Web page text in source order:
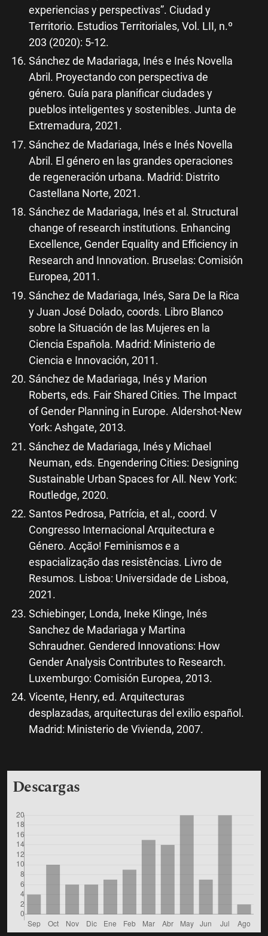
experiencias y perspectivas”. Ciudad y
Territorio. Estudios Territoriales, Vol. LII, n.º
203 (2020): 5-12.
Sánchez de Madariaga, Inés e Inés Novella
Abril. Proyectando con perspectiva de
género. Guía para planificar ciudades y
pueblos inteligentes y sostenibles. Junta de
Extremadura, 2021.
Sánchez de Madariaga, Inés e Inés Novella
Abril. El género en las grandes operaciones
de regeneración urbana. Madrid: Distrito
Castellana Norte, 2021.
Sánchez de Madariaga, Inés et al. Structural
change of research institutions. Enhancing
Excellence, Gender Equality and Efficiency in
Research and Innovation. Bruselas: Comisión
Europea, 2011.
Sánchez de Madariaga, Inés, Sara De la Rica
y Juan José Dolado, coords. Libro Blanco
sobre la Situación de las Mujeres en la
Ciencia Española. Madrid: Ministerio de
Ciencia e Innovación, 2011.
Sánchez de Madariaga, Inés y Marion
Roberts, eds. Fair Shared Cities. The Impact
of Gender Planning in Europe. Aldershot-New
York: Ashgate, 2013.
Sánchez de Madariaga, Inés y Michael
Neuman, eds. Engendering Cities: Designing
Sustainable Urban Spaces for All. New York:
Routledge, 2020.
Santos Pedrosa, Patrícia, et al., coord. V
Congresso Internacional Arquitectura e
Género. Acção! Feminismos e a
espacialização das resistências. Livro de
Resumos. Lisboa: Universidade de Lisboa,
2021.
Schiebinger, Londa, Ineke Klinge, Inés
Sanchez de Madariaga y Martina
Schraudner. Gendered Innovations: How
Gender Analysis Contributes to Research.
Luxemburgo: Comisión Europea, 2013.
Vicente, Henry, ed. Arquitecturas
desplazadas, arquitecturas del exilio español.
Madrid: Ministerio de Vivienda, 2007.
Descargas